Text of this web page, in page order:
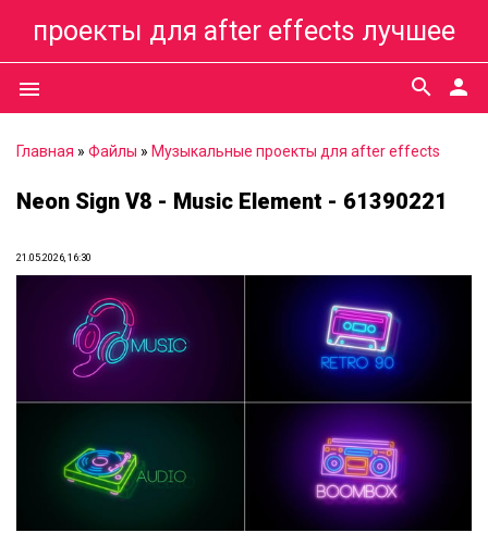
проекты для after effects лучшее
menu person
search
Главная » Файлы » Музыкальные проекты для after effects
Neon Sign V8 - Music Element - 61390221
21.05.2026, 16:30